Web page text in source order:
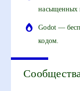
насыщенных
Godot —
кодом.